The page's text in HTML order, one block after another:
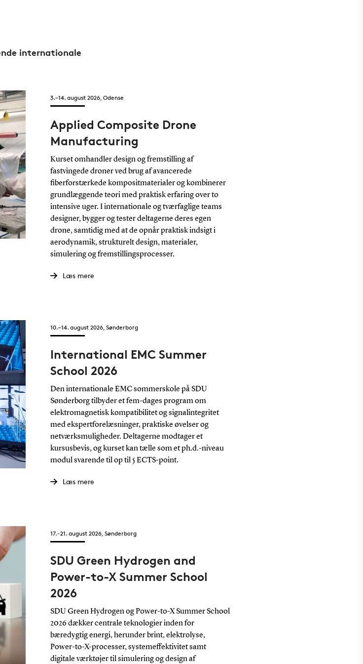
internationale
3.–14. august 2026, Odense
Applied Composite Drone
Manufacturing
Kurset omhandler design og fremstilling af
fastvingede droner ved brug af avancerede
fiberforstærkede kompositmaterialer og kombinerer
grundlæggende teori med praktisk erfaring over to
intensive uger. I internationale og tværfaglige teams
designer, bygger og tester deltagerne deres egen
drone, samtidig med at de opnår praktisk indsigt i
aerodynamik, strukturelt design, materialer,
simulering og fremstillingsprocesser.
Læs mere
10.–14. august 2026, Sønderborg
International EMC Summer
School 2026
Den internationale EMC sommerskole på SDU
Sønderborg tilbyder et fem-dages program om
elektromagnetisk kompatibilitet og signalintegritet
med ekspertforelæsninger, praktiske øvelser og
netværksmuligheder. Deltagerne modtager et
kursusbevis, og kurset kan tælle som et ph.d.-niveau
modul svarende til op til 5 ECTS-point.
Læs mere
17.-21. august 2026, Sønderborg
SDU Green Hydrogen and
Power-to-X Summer School
2026
SDU Green Hydrogen og Power-to-X Summer School
2026 dækker centrale teknologier inden for
bæredygtig energi, herunder brint, elektrolyse,
Power-to-X-processer, systemeffektivitet samt
digitale værktøjer til simulering og design af